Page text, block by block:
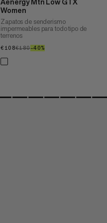
Women
Zapatos de senderismo
impermeables para todo tipo de
terrenos
€108€108
€180€180
–40%